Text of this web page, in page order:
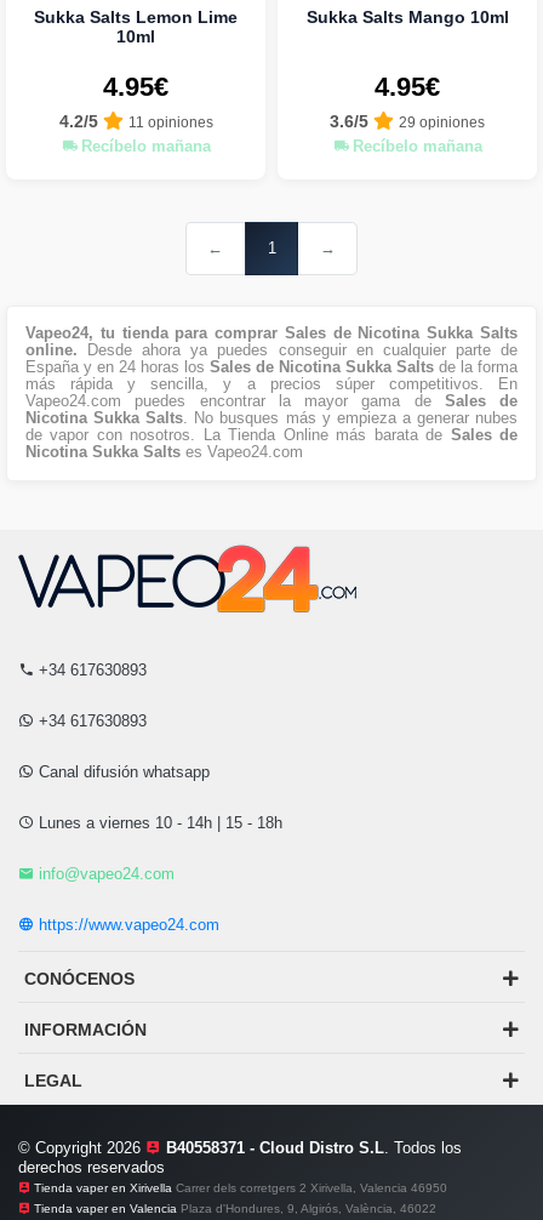
Sukka Salts Lemon Lime
10ml
4.95€
4.2/5 11 opiniones
Recíbelo mañana
Sukka Salts Mango 10ml
4.95€
3.6/5 29 opiniones
Recíbelo mañana
← 1 →
Vapeo24, tu tienda para comprar Sales de Nicotina Sukka Salts
online. Desde ahora ya puedes conseguir en cualquier parte de
España y en 24 horas los Sales de Nicotina Sukka Salts de la forma
más rápida y sencilla, y a precios súper competitivos. En
Vapeo24.com puedes encontrar la mayor gama de Sales de
Nicotina Sukka Salts . No busques más y empieza a generar nubes
de vapor con nosotros. La Tienda Online más barata de Sales de
Nicotina Sukka Salts es Vapeo24.com
+34 617630893
+34 617630893
Canal difusión whatsapp
Lunes a viernes 10 - 14h | 15 - 18h
info@vapeo24.com
https://www.vapeo24.com
CONÓCENOS
INFORMACIÓN
LEGAL
© Copyright 2026 B40558371 - Cloud Distro S.L . Todos los
derechos reservados
Tienda vaper en Xirivella Carrer dels corretgers 2 Xirivella, Valencia 46950
Tienda vaper en Valencia Plaza d'Hondures, 9, Algirós, València, 46022